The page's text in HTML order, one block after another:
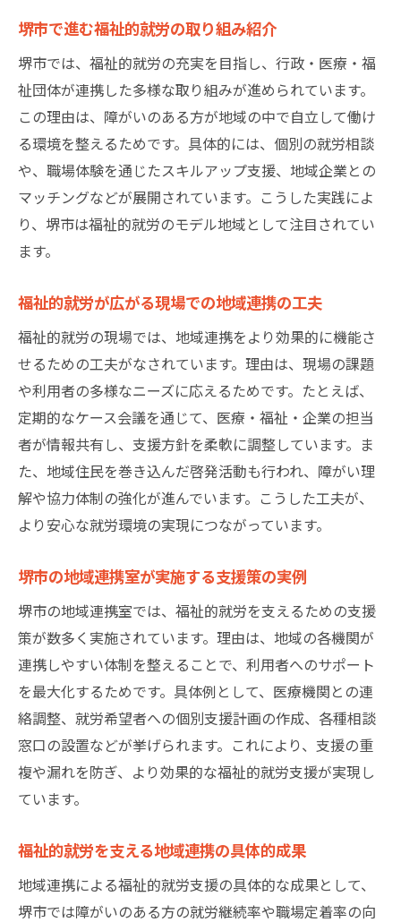
堺市で進む福祉的就労の取り組み紹介
堺市では、福祉的就労の充実を目指し、行政・医療・福
祉団体が連携した多様な取り組みが進められています。
この理由は、障がいのある方が地域の中で自立して働け
る環境を整えるためです。具体的には、個別の就労相談
や、職場体験を通じたスキルアップ支援、地域企業との
マッチングなどが展開されています。こうした実践によ
り、堺市は福祉的就労のモデル地域として注目されてい
ます。
福祉的就労が広がる現場での地域連携の工夫
福祉的就労の現場では、地域連携をより効果的に機能さ
せるための工夫がなされています。理由は、現場の課題
や利用者の多様なニーズに応えるためです。たとえば、
定期的なケース会議を通じて、医療・福祉・企業の担当
者が情報共有し、支援方針を柔軟に調整しています。ま
た、地域住民を巻き込んだ啓発活動も行われ、障がい理
解や協力体制の強化が進んでいます。こうした工夫が、
より安心な就労環境の実現につながっています。
堺市の地域連携室が実施する支援策の実例
堺市の地域連携室では、福祉的就労を支えるための支援
策が数多く実施されています。理由は、地域の各機関が
連携しやすい体制を整えることで、利用者へのサポート
を最大化するためです。具体例として、医療機関との連
絡調整、就労希望者への個別支援計画の作成、各種相談
窓口の設置などが挙げられます。これにより、支援の重
複や漏れを防ぎ、より効果的な福祉的就労支援が実現し
ています。
福祉的就労を支える地域連携の具体的成果
地域連携による福祉的就労支援の具体的な成果として、
堺市では障がいのある方の就労継続率や職場定着率の向